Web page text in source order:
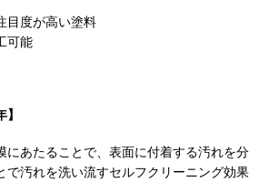
目度が高い塗料
可能
にあたることで、表面に付着する汚れを分
で汚れを洗い流すセルフクリーニング効果